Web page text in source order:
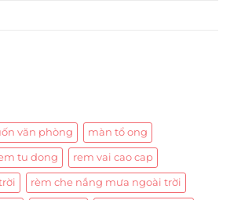
văn phòng màn tổ ong
tu dong rem vai cao cap
rèm che nắng mưa ngoài trời